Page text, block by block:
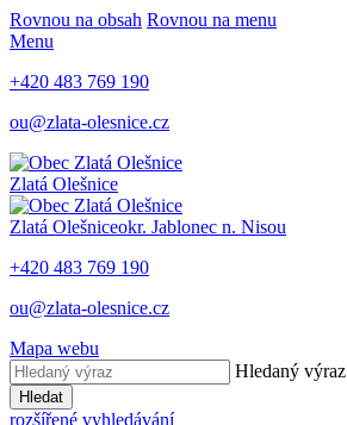
Rovnou na obsah Rovnou na menu
Menu
+420 483 769 190
ou@zlata-olesnice.cz
Zlatá Olešnice
Zlatá Olešniceokr. Jablonec n. Nisou
+420 483 769 190
ou@zlata-olesnice.cz
Mapa webu
Hledaný výraz
Hledat
rozšířené vyhledávání